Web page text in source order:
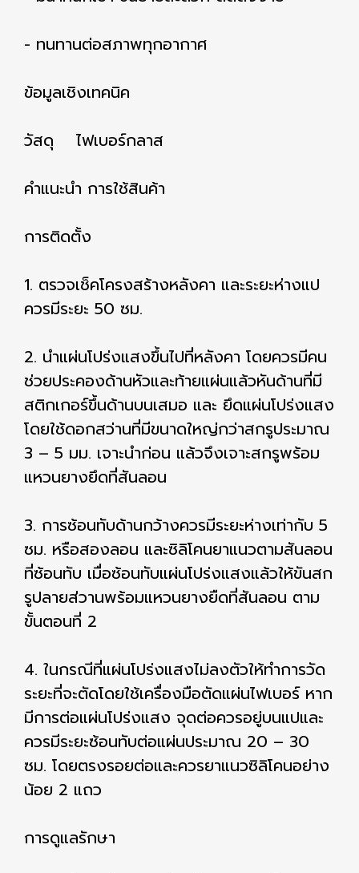
- ทนทานต่อสภาพทุกอากาศ
ข้อมูลเชิงเทคนิค
วัสดุ ไฟเบอร์กลาส
คำแนะนำ การใช้สินค้า
การติดตั้ง
1. ตรวจเช็คโครงสร้างหลังคา และระยะห่างแป
ควรมีระยะ 50 ซม.
2. นำแผ่นโปร่งแสงขึ้นไปที่หลังคา โดยควรมีคน
ช่วยประคองด้านหัวและท้ายแผ่นแล้วหันด้านที่มี
สติกเกอร์ขึ้นด้านบนเสมอ และ ยึดแผ่นโปร่งแสง
โดยใช้ดอกสว่านที่มีขนาดใหญ่กว่าสกรูประมาณ
3 – 5 มม. เจาะนำก่อน แล้วจึงเจาะสกรูพร้อม
แหวนยางยึดที่สันลอน
3. การซ้อนทับด้านกว้างควรมีระยะห่างเท่ากับ 5
ซม. หรือสองลอน และซิลิโคนยาแนวตามสันลอน
ที่ซ้อนทับ เมื่อซ้อนทับแผ่นโปร่งแสงแล้วให้ขันสก
รูปลายส่วานพร้อมแหวนยางยืดที่สันลอน ตาม
ขั้นตอนที่ 2
4. ในกรณีที่แผ่นโปร่งแสงไม่ลงตัวให้ทำการวัด
ระยะที่จะตัดโดยใช้เครื่องมือตัดแผ่นไฟเบอร์ หาก
มีการต่อแผ่นโปร่งแสง จุดต่อควรอยู่บนแปและ
ควรมีระยะซ้อนทับต่อแผ่นประมาณ 20 – 30
ซม. โดยตรงรอยต่อและควรยาแนวซิลิโคนอย่าง
น้อย 2 แถว
การดูแลรักษา